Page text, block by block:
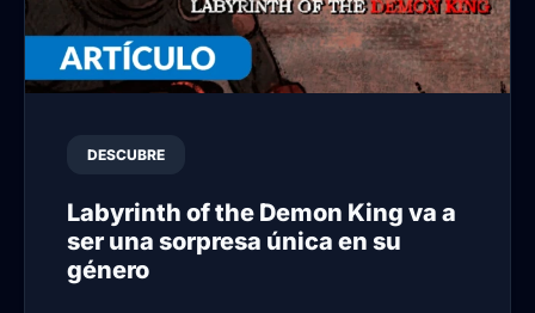
DESCUBRE
Labyrinth of the Demon King va a
ser una sorpresa única en su
género